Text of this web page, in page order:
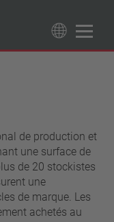
de production et
une surface de
de 20 stockistes
une
de marque. Les
achetés au